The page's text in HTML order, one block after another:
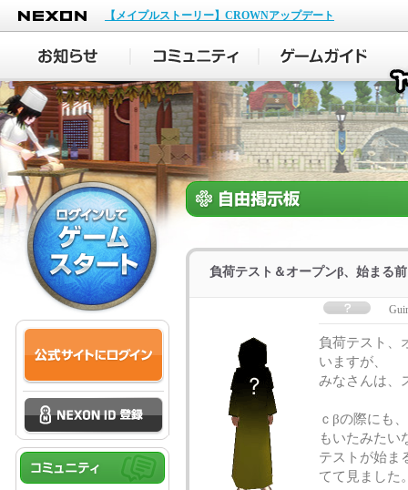
NEXON
【メイプルストーリー】CROWNアップデート
負荷テスト＆オープンβ、始まる
負荷テスト、
いますが、
みなさんは、
ｃβの際にも
もいたみたい
テストが始ま
てて見ました